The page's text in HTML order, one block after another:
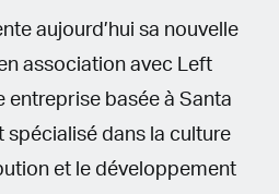
aujourd’hui sa nouvelle
association avec Left
entreprise basée à Santa
spécialisé dans la culture
et le développement